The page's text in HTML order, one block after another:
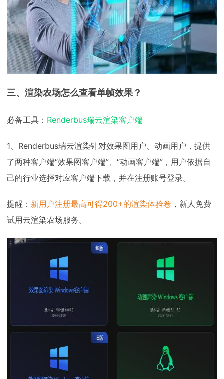
三、渲染农场怎么查看单帧效果？
必备工具： Renderbus瑞云渲染客户端
1、Renderbus瑞云渲染针对效果图用户、动画用户，提供
了两种客户端“效果图客户端”、“动画客户端”，用户依据自
己的行业选择对应客户端下载，并在注册账号登录。
提醒： 新用户注册最高可得200+的渲染体验卷 ，新人免费
试用云渲染农场服务。